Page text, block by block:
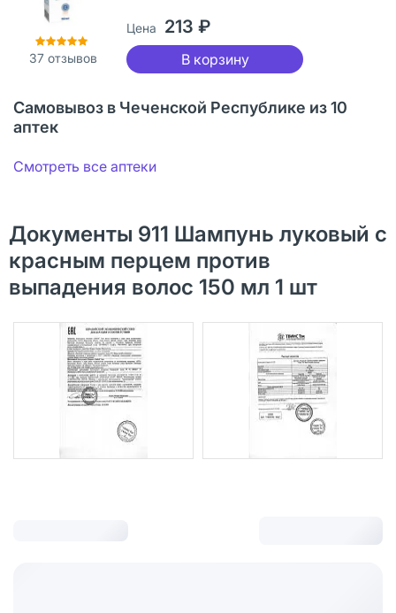
37отзывов
Цена 213 ₽
В корзину
Самовывоз в Чеченской Республике из 10
аптек
Смотреть все аптеки
Документы 911 Шампунь луковый с
красным перцем против
выпадения волос 150 мл 1 шт